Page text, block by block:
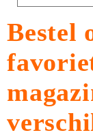
Bestel